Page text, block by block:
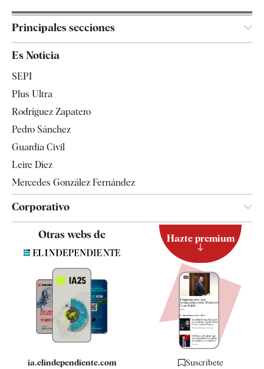
Principales secciones
España
Televisión
Es Noticia
SEPI
Plus Ultra
Rodríguez Zapatero
Pedro Sánchez
Guardia Civil
Leire Díez
Mercedes González Fernández
Corporativo
Contacto
Quiénes somos
Especificaciones
Otras webs de
ia.elindependiente.com
Hazte premium
Suscríbete